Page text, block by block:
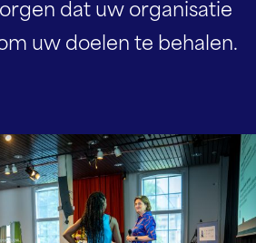
dat uw organisatie
uw doelen te behalen.